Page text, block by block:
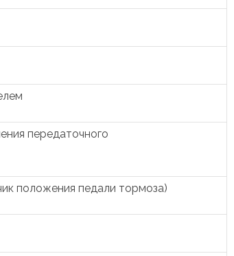
передаточного
положения педали тормоза)